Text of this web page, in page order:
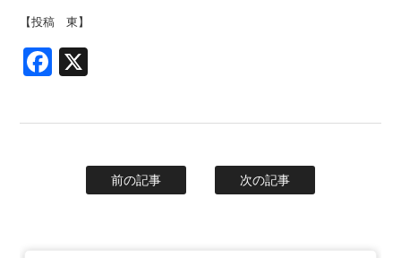
【投稿 東】
Facebook
前の記事 次の記事